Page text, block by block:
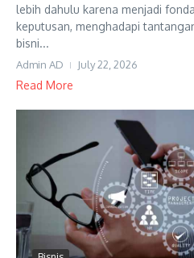
lebih dahulu karena menjadi
keputusan, menghadapi
bisni...
Admin AD July 22, 2026
Read More